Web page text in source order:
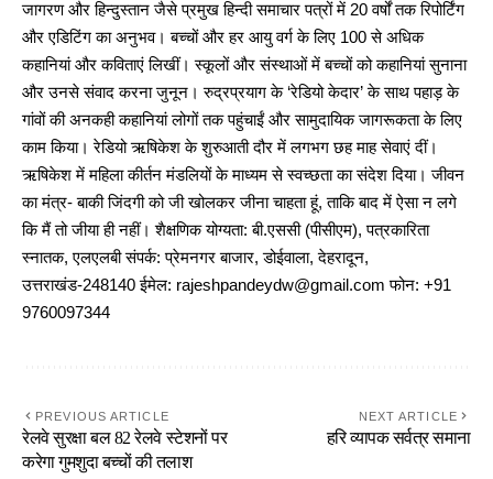
जागरण और हिन्दुस्तान जैसे प्रमुख हिन्दी समाचार पत्रों में 20 वर्षों तक रिपोर्टिंग
और एडिटिंग का अनुभव। बच्चों और हर आयु वर्ग के लिए 100 से अधिक
कहानियां और कविताएं लिखीं। स्कूलों और संस्थाओं में बच्चों को कहानियां सुनाना
और उनसे संवाद करना जुनून। रुद्रप्रयाग के ‘रेडियो केदार’ के साथ पहाड़ के
गांवों की अनकही कहानियां लोगों तक पहुंचाईं और सामुदायिक जागरूकता के लिए
काम किया। रेडियो ऋषिकेश के शुरुआती दौर में लगभग छह माह सेवाएं दीं।
ऋषिकेश में महिला कीर्तन मंडलियों के माध्यम से स्वच्छता का संदेश दिया। जीवन
का मंत्र- बाकी जिंदगी को जी खोलकर जीना चाहता हूं, ताकि बाद में ऐसा न लगे
कि मैं तो जीया ही नहीं। शैक्षणिक योग्यता: बी.एससी (पीसीएम), पत्रकारिता
स्नातक, एलएलबी संपर्क: प्रेमनगर बाजार, डोईवाला, देहरादून,
उत्तराखंड-248140 ईमेल: rajeshpandeydw@gmail.com फोन: +91
9760097344
PREVIOUS ARTICLE
रेलवे सुरक्षा बल 82 रेलवे स्टेशनों पर
करेगा गुमशुदा बच्चों की तलाश
NEXT ARTICLE
हरि व्यापक सर्वत्र समाना